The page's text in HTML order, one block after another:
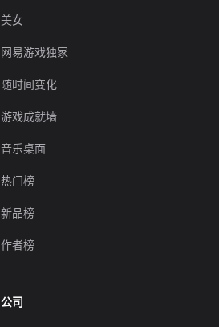
美女
网易游戏独家
随时间变化
游戏成就墙
音乐桌面
热门榜
新品榜
作者榜
公司